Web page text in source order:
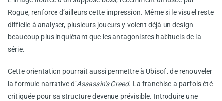
Rogue, renforce d’ailleurs cette impression. Même si le visuel reste
difficile à analyser, plusieurs joueurs y voient déjà un design
beaucoup plus inquiétant que les antagonistes habituels de la
série.
Cette orientation pourrait aussi permettre à Ubisoft de renouveler
la formule narrative d’Assassin’s Creed. La franchise a parfois été
critiquée pour sa structure devenue prévisible. Introduire une